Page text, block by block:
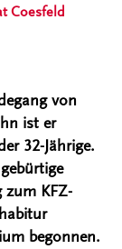
Coesfeld
von
ist er
32-Jährige.
zum KFZ-
begonnen.